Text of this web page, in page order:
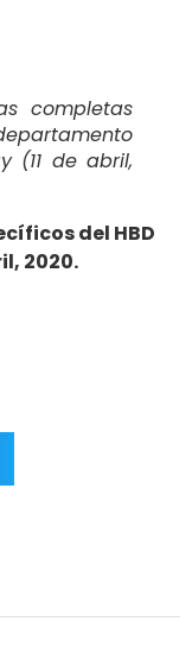
completas
(11 de abril,
del HBD
2020.